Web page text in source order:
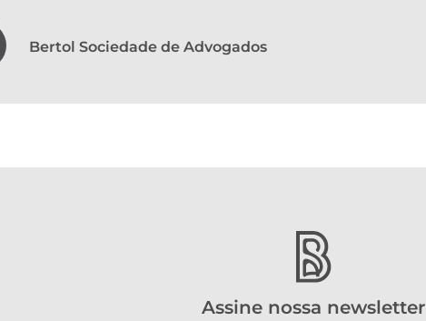
Bertol Sociedade de Advogados
Assine nossa newsletter